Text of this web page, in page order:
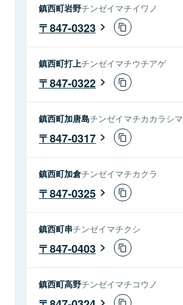
鎮西町岩野チンゼイマチイワノ
847-0323
鎮西町打上チンゼイマチウチアゲ
847-0322
鎮西町加唐島チンゼイマチカカラシマ
847-0317
鎮西町加倉チンゼイマチカクラ
847-0325
鎮西町串チンゼイマチクシ
847-0403
鎮西町高野チンゼイマチコウノ